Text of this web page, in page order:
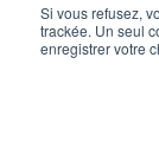
Si vous refusez,
trackée. Un seul
enregistrer votre